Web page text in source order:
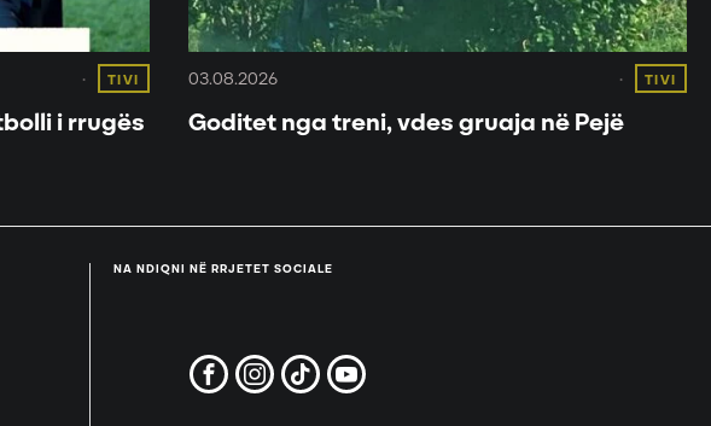
TIVI
i rrugës
03.08.2026 TIVI
Goditet nga treni, vdes gruaja në Pejë
NA NDIQNI NË RRJETET SOCIALE